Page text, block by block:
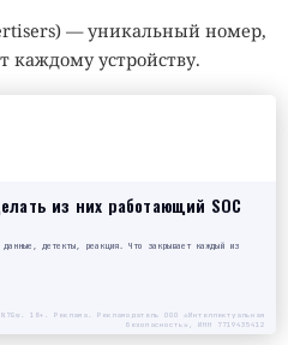
— уникальный номер,
каждому устройству.
из них работающий SOC
детекты, реакция. Что закрывает каждый из
18+. Реклама. Рекламодатель ООО «Интеллектуальная
безопасность», ИНН 7719435412